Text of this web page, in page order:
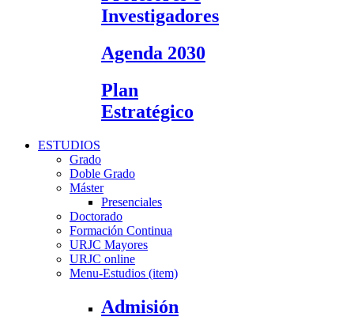
Investigadores
Agenda 2030
Plan
Estratégico
ESTUDIOS
Grado
Doble Grado
Máster
Presenciales
Doctorado
Formación Continua
URJC Mayores
URJC online
Menu-Estudios (item)
Admisión